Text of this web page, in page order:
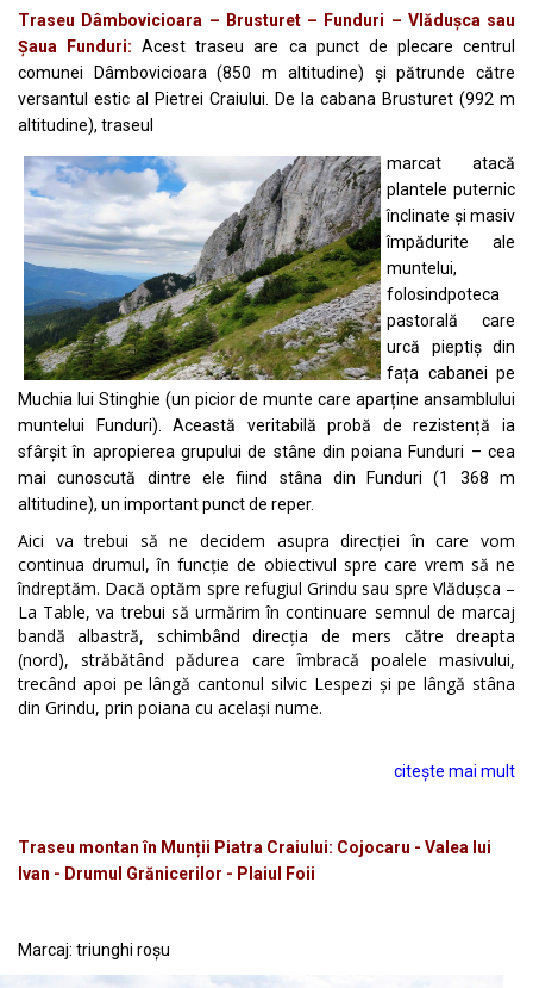
Traseu Dâmbovicioara – Brusturet – Funduri – Vlădușca sau
Șaua Funduri:Acest traseu are ca punct de plecare centrul
comunei Dâmbovicioara (850 m altitudine) și pătrunde către
versantul estic al Pietrei Craiului. De la cabana Brusturet (992 m
altitudine), traseul
marcat atacă
plantele puternic
înclinate și masiv
împădurite ale
muntelui,
folosindpoteca
pastorală care
urcă pieptiș din
fața cabanei pe
Muchia lui Stinghie (un picior de munte care aparține ansamblului
muntelui Funduri). Această veritabilă probă de rezistență ia
sfârșit în apropierea grupului de stâne din poiana Funduri – cea
mai cunoscută dintre ele fiind stâna din Funduri (1 368 m
altitudine), un important punct de reper.
Aici va trebui să ne decidem asupra direcției în care vom
continua drumul, în funcție de obiectivul spre care vrem să ne
îndreptăm. Dacă optăm spre refugiul Grindu sau spre Vlădușca –
La Table, va trebui să urmărim în continuare semnul de marcaj
bandă albastră, schimbând direcția de mers către dreapta
(nord), străbătând pădurea care îmbracă poalele masivului,
trecând apoi pe lângă cantonul silvic Lespezi și pe lângă stâna
din Grindu, prin poiana cu același nume.
citește mai mult
Traseu montan în Munții Piatra Craiului: Cojocaru - Valea lui
Ivan - Drumul Grănicerilor - Plaiul Foii
Marcaj: triunghi roșu